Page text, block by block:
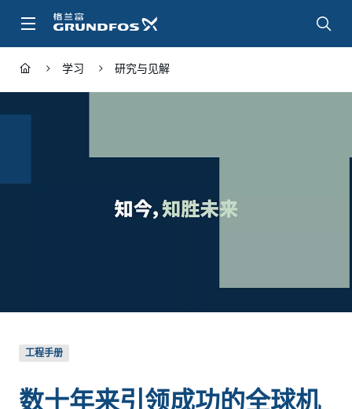
内
学习 研究与见解
工程手册
数十年来引领成功的全球机